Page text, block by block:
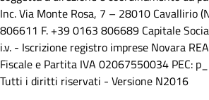
Inc. Via Monte Rosa, 7 – 28010 Cavallirio
806611 F. +39 0163 806689 Capitale
i.v. - Iscrizione registro imprese Novara
Fiscale e Partita IVA 02067550034 PEC:
Tutti i diritti riservati - Versione N2016